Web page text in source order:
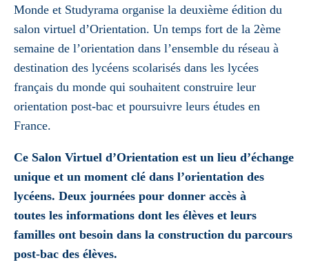
Monde et Studyrama organise la deuxième édition du
salon virtuel d’Orientation. Un temps fort de la 2ème
semaine de l’orientation dans l’ensemble du réseau à
destination des lycéens scolarisés dans les lycées
français du monde qui souhaitent construire leur
orientation post-bac et poursuivre leurs études en
France.
Ce Salon Virtuel d’Orientation est un lieu d’échange
unique et un moment clé dans l’orientation des
lycéens. Deux journées pour donner accès à
toutes les informations dont les élèves et leurs
familles ont besoin dans la construction du parcours
post-bac des élèves.